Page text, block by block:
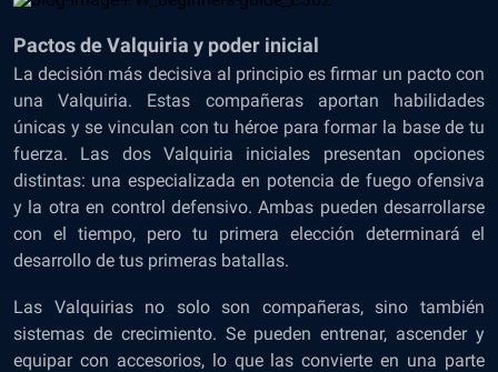
Pactos de Valquiria y poder inicial
La decisión más decisiva al principio es firmar un pacto con
una Valquiria. Estas compañeras aportan habilidades
únicas y se vinculan con tu héroe para formar la base de tu
fuerza. Las dos Valquiria iniciales presentan opciones
distintas: una especializada en potencia de fuego ofensiva
y la otra en control defensivo. Ambas pueden desarrollarse
con el tiempo, pero tu primera elección determinará el
desarrollo de tus primeras batallas.
Las Valquirias no solo son compañeras, sino también
sistemas de crecimiento. Se pueden entrenar, ascender y
equipar con accesorios, lo que las convierte en una parte